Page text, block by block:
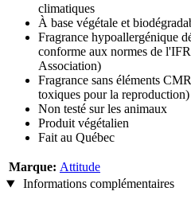
climatiques
À base végétale et
Fragrance hypoallergénique
conforme aux normes de
Association)
Fragrance sans éléments
toxiques pour la reproduction)
Non testé sur les animaux
Produit végétalien
Fait au Québec
Marque: Attitude
Informations complémentaires